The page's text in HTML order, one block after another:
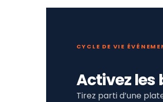
CYCLE DE VIE
Activez
Tirez parti d’une